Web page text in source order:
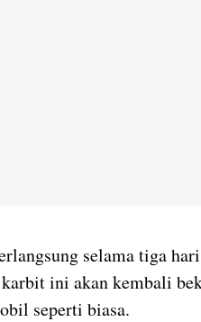
selama tiga
ini akan kembali
seperti biasa.